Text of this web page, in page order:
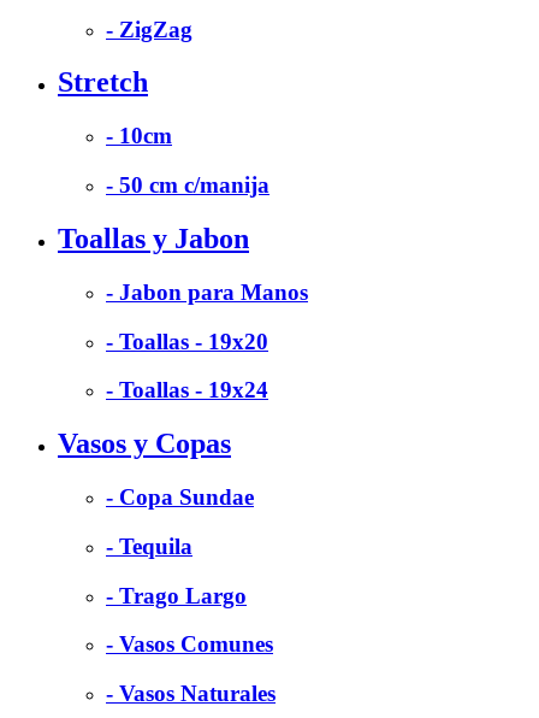
- ZigZag
Stretch
- 10cm
- 50 cm c/manija
Toallas y Jabon
- Jabon para Manos
- Toallas - 19x20
- Toallas - 19x24
Vasos y Copas
- Copa Sundae
- Tequila
- Trago Largo
- Vasos Comunes
- Vasos Naturales